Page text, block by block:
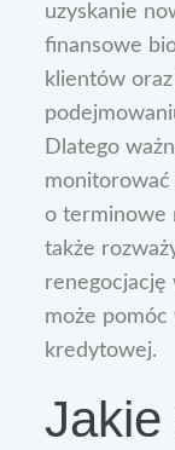
uzyskanie
finansowe
klientów
Dlatego
monitorować
o terminowe
także
renegocjację
może
kredytowej.